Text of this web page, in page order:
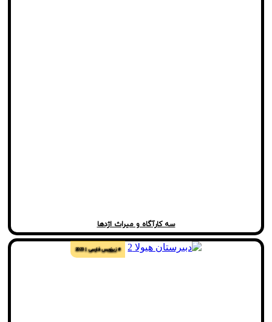
سه کارآگاه و میراث اژدها
# زیرنویس فارسی 2023